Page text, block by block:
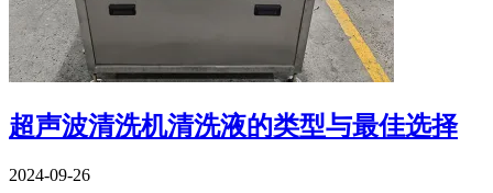
超声波清洗机清洗液的类型与最佳选择
2024-09-26